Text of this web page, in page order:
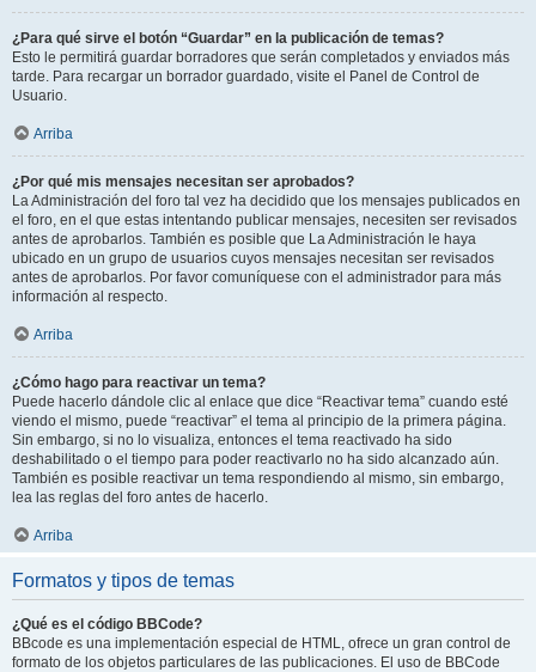
¿Para qué sirve el botón “Guardar” en la publicación de temas?
Esto le permitirá guardar borradores que serán completados y enviados más
tarde. Para recargar un borrador guardado, visite el Panel de Control de
Usuario.
Arriba
¿Por qué mis mensajes necesitan ser aprobados?
La Administración del foro tal vez ha decidido que los mensajes publicados en
el foro, en el que estas intentando publicar mensajes, necesiten ser revisados
antes de aprobarlos. También es posible que La Administración le haya
ubicado en un grupo de usuarios cuyos mensajes necesitan ser revisados
antes de aprobarlos. Por favor comuníquese con el administrador para más
información al respecto.
Arriba
¿Cómo hago para reactivar un tema?
Puede hacerlo dándole clic al enlace que dice “Reactivar tema” cuando esté
viendo el mismo, puede “reactivar” el tema al principio de la primera página.
Sin embargo, si no lo visualiza, entonces el tema reactivado ha sido
deshabilitado o el tiempo para poder reactivarlo no ha sido alcanzado aún.
También es posible reactivar un tema respondiendo al mismo, sin embargo,
lea las reglas del foro antes de hacerlo.
Arriba
Formatos y tipos de temas
¿Qué es el código BBCode?
BBcode es una implementación especial de HTML, ofrece un gran control de
formato de los objetos particulares de las publicaciones. El uso de BBCode